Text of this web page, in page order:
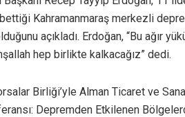
Kahramanmaraş merkezli
açıkladı. Erdoğan, “Bu ağır
hep birlikte kalkacağız” dedi.
Birliği’yle Alman Ticaret ve
Depremden Etkilenen